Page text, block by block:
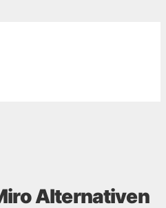
Alternativen